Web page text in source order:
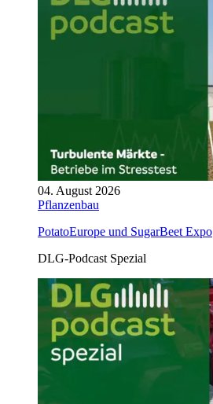
04. August 2026
Pflanzenbau
PotatoEurope und SugarBeet Expo
DLG-Podcast Spezial